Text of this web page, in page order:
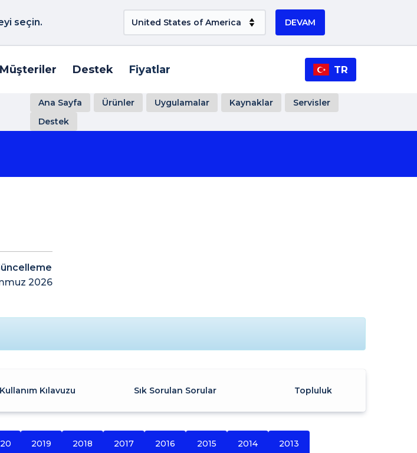
seçin. DEVAM
Müşteriler Destek Fiyatlar TR
Ana Sayfa Ürünler Uygulamalar Kaynaklar
Servisler
Destek
2026
Kullanım Kılavuzu Sık Sorulan Sorular Topluluk
2019 2018 2017 2016 2015 2014 2013